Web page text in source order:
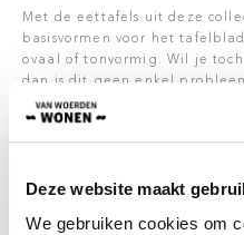
Deze website maakt
We gebruiken cookies om
Met de eettafels uit deze
basisvormen voor het
ovaal of tonvormig. Wil je
dan is dit geen enkel
basis van een duidelijke
wij deze voor je leveren!
kleurenpalet, diverse